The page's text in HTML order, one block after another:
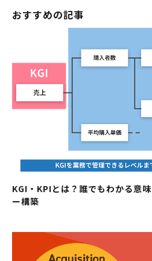
おすすめの記事
KGI・KPIとは？誰でもわかる意
ー構築